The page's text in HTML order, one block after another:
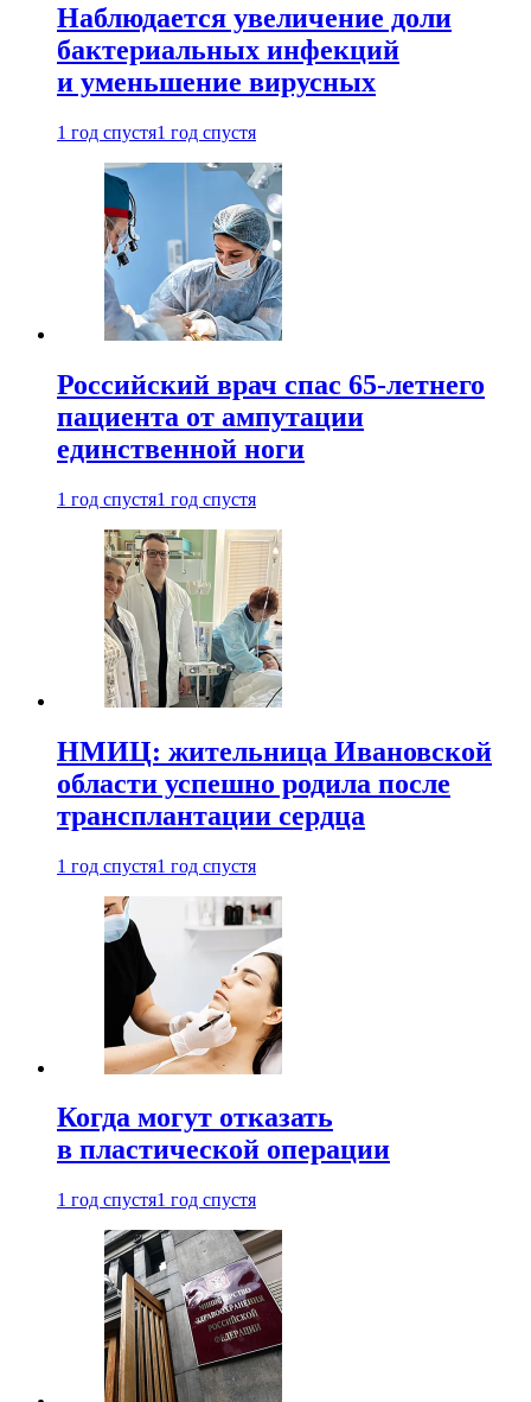
Наблюдается увеличение доли
бактериальных инфекций
и уменьшение вирусных
1 год спустя1 год спустя
Российский врач спас 65-летнего
пациента от ампутации
единственной ноги
1 год спустя1 год спустя
НМИЦ: жительница Ивановской
области успешно родила после
трансплантации сердца
1 год спустя1 год спустя
Когда могут отказать
в пластической операции
1 год спустя1 год спустя